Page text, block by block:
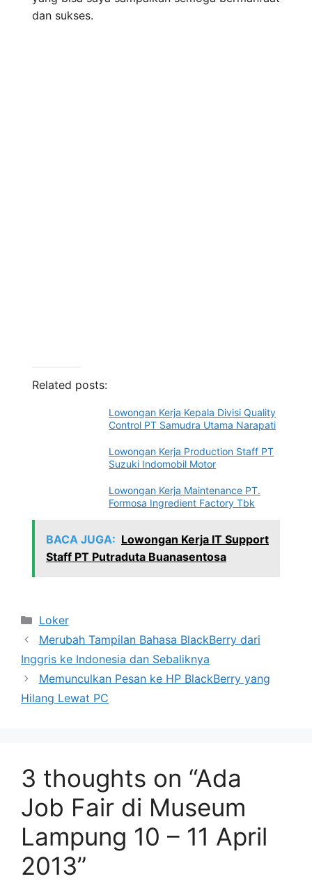
dan sukses.
Related posts:
Lowongan Kerja Kepala Divisi Quality
Control PT Samudra Utama Narapati
Lowongan Kerja Production Staff PT
Suzuki Indomobil Motor
Lowongan Kerja Maintenance PT.
Formosa Ingredient Factory Tbk
BACA JUGA: Lowongan Kerja IT Support
Staff PT Putraduta Buanasentosa
Categories
Loker
Merubah Tampilan Bahasa BlackBerry dari
Inggris ke Indonesia dan Sebaliknya
Memunculkan Pesan ke HP BlackBerry yang
Hilang Lewat PC
3 thoughts on “Ada
Job Fair di Museum
Lampung 10 – 11 April
2013”